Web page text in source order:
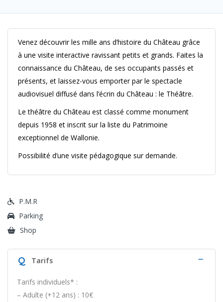
Venez découvrir les mille ans d’histoire du Château grâce
à une visite interactive ravissant petits et grands. Faites la
connaissance du Château, de ses occupants passés et
présents, et laissez-vous emporter par le spectacle
audiovisuel diffusé dans l’écrin du Château : le Théâtre.
Le théâtre du Château est classé comme monument
depuis 1958 et inscrit sur la liste du Patrimoine
exceptionnel de Wallonie.
Possibilité d’une visite pédagogique sur demande.
P.M.R
Parking
Shop
Q Tarifs
Tarifs individuels* :
– Adulte (+12 ans) : 10€